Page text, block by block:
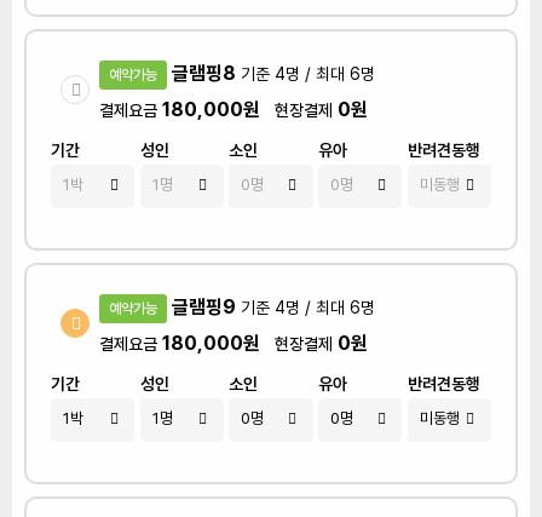
예약가능 글램핑8 기준 4명 / 최대 6명
결제요금 180,000원 현장결제 0원
기간 성인 소인 유아 반려견동행
예약가능 글램핑9 기준 4명 / 최대 6명
결제요금 180,000원 현장결제 0원
기간 성인 소인 유아 반려견동행